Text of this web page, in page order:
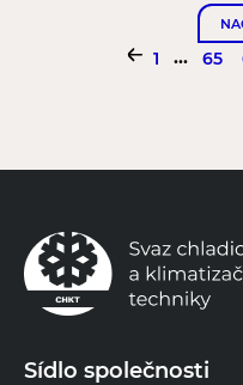
1 ... 65
Sídlo společnosti